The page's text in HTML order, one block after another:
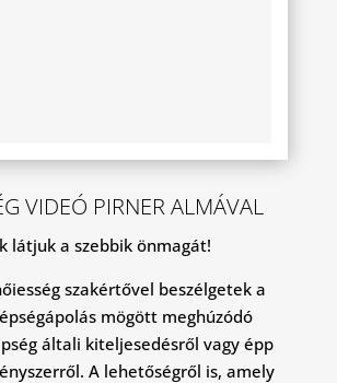
VIDEÓ PIRNER ALMÁVAL
látjuk a szebbik önmagát!
szakértővel beszélgetek a
mögött meghúzódó
általi kiteljesedésről vagy épp
A lehetőségről is, amely